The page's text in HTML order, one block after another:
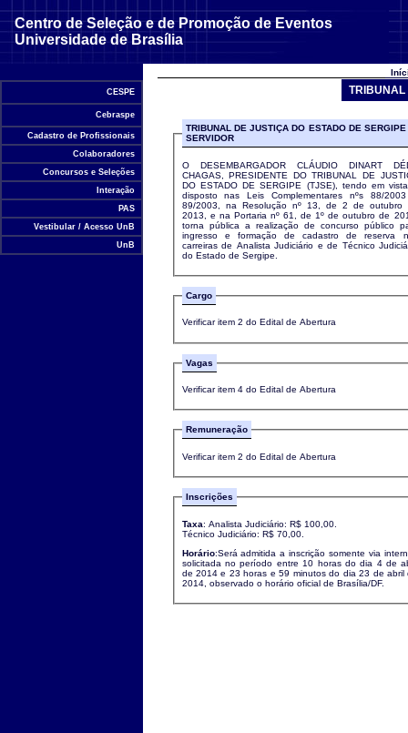
Centro de Seleção e de Promoção de Eventos
Universidade de Brasília
CESPE
Cebraspe
Cadastro de Profissionais
Colaboradores
Concursos e Seleções
Interação
PAS
Vestibular / Acesso UnB
UnB
TRIBUNAL
TRIBUNAL DE JUSTIÇA DO ESTADO DE
SERVIDOR
O DESEMBARGADOR CLÁUDIO DINART
CHAGAS, PRESIDENTE DO TRIBUNAL DE
DO ESTADO DE SERGIPE (TJSE), tendo em
disposto nas Leis Complementares nºs 88/
89/2003, na Resolução nº 13, de 2 de outubro
2013, e na Portaria nº 61, de 1º de outubro de
torna pública a realização de concurso público
ingresso e formação de cadastro de reserva
carreiras de Analista Judiciário e de Técnico
do Estado de Sergipe.
Cargo
Verificar item 2 do Edital de Abertura
Vagas
Verificar item 4 do Edital de Abertura
Remuneração
Verificar item 2 do Edital de Abertura
Inscrições
Taxa: Analista Judiciário: R$ 100,00.
Técnico Judiciário: R$ 70,00.
Horário:Será admitida a inscrição somente via
solicitada no período entre 10 horas do dia 4 de
de 2014 e 23 horas e 59 minutos do dia 23 de abril
2014, observado o horário oficial de Brasília/DF.